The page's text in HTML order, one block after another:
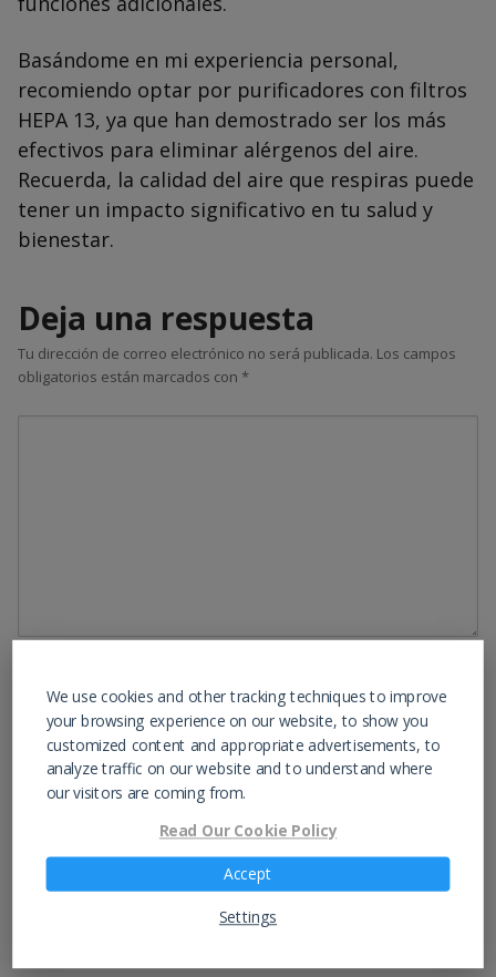
Basándome en mi experiencia personal,
recomiendo optar por purificadores con filtros
HEPA 13, ya que han demostrado ser los más
efectivos para eliminar alérgenos del aire.
Recuerda, la calidad del aire que respiras puede
tener un impacto significativo en tu salud y
bienestar.
Deja una respuesta
Tu dirección de correo electrónico no será publicada. Los campos
obligatorios están marcados con *
CORREO ELECTRÓNICO*
WEB
We use cookies and other tracking techniques to improve
your browsing experience on our website, to show you
customized content and appropriate advertisements, to
analyze traffic on our website and to understand where
our visitors are coming from.
Read Our Cookie Policy
Accept
Settings